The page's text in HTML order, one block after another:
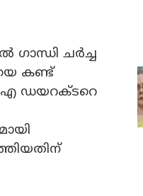
ഗാന്ധി ചർച്ച
കണ്ട്
ഡയറക്ടറെ